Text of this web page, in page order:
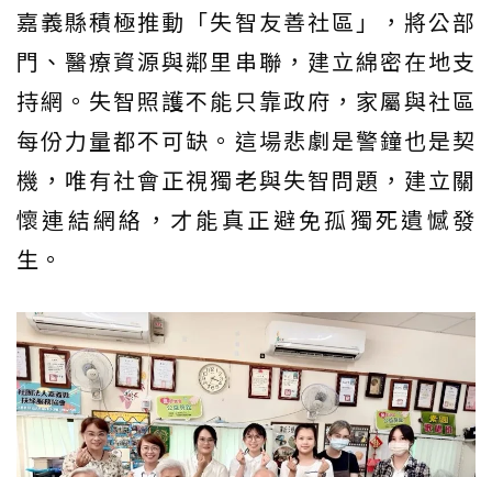
嘉義縣積極推動「失智友善社區」，將公部
門、醫療資源與鄰里串聯，建立綿密在地支
持網。失智照護不能只靠政府，家屬與社區
每份力量都不可缺。這場悲劇是警鐘也是契
機，唯有社會正視獨老與失智問題，建立關
懷連結網絡，才能真正避免孤獨死遺憾發
生。